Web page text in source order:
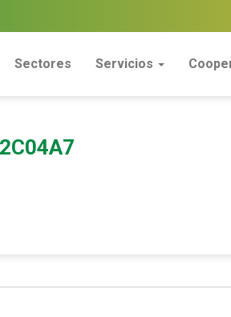
Sectores Servicios